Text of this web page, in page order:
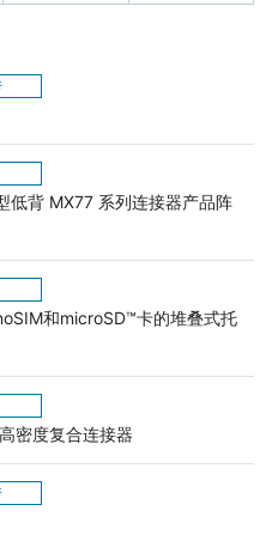
低背 MX77 系列连接器产品阵
和microSD™卡的堆叠式托
密度复合连接器